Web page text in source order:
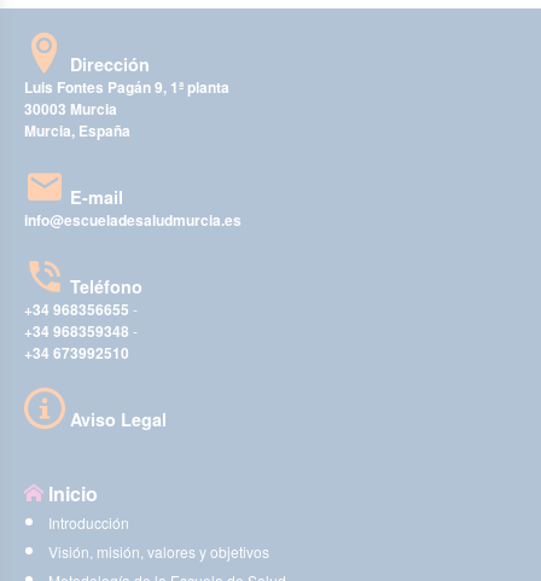
Dirección
Luis Fontes Pagán 9, 1ª planta
30003 Murcia
Murcia, España
E-mail
info@escueladesaludmurcia.es
Teléfono
+34 968356655 -
+34 968359348 -
+34 673992510
Aviso Legal
Inicio
Introducción
Visión, misión, valores y objetivos